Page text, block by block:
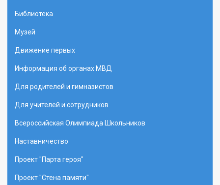
Библиотека
Музей
Движение первых
Информация об органах МВД
Для родителей и гимназистов
Для учителей и сотрудников
Всероссийская Олимпиада Школьников
Наставничество
Проект "Парта героя"
Проект "Стена памяти"